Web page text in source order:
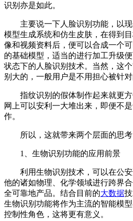
识别亦是如此。
主要说一下人脸识别功能，以现
模型生成系统和仿生皮肤，在得到
像和视频资料后，便可以合成一个
的基础模型，适当的进行加工升级
状态下的人脸识别技术。当然，这
别大的，一般用户是不用担心被针对
指纹识别的假体制作起来就更方
网上可以安利一大堆出来，即便不
作。
所以，这就带来两个层面的思考
1、生物识别功能的应用前景
利用生物识别技术，可以在公安
他的诸如物理、化学领域进行跨界
全可靠地产品。结合目前的大数据
生物识别功能将作为主流的智能模
控制性角色，这将更有意义。